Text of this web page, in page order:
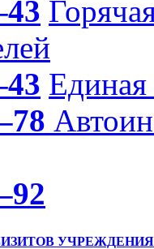
Единая
УЧРЕЖДЕНИЯ